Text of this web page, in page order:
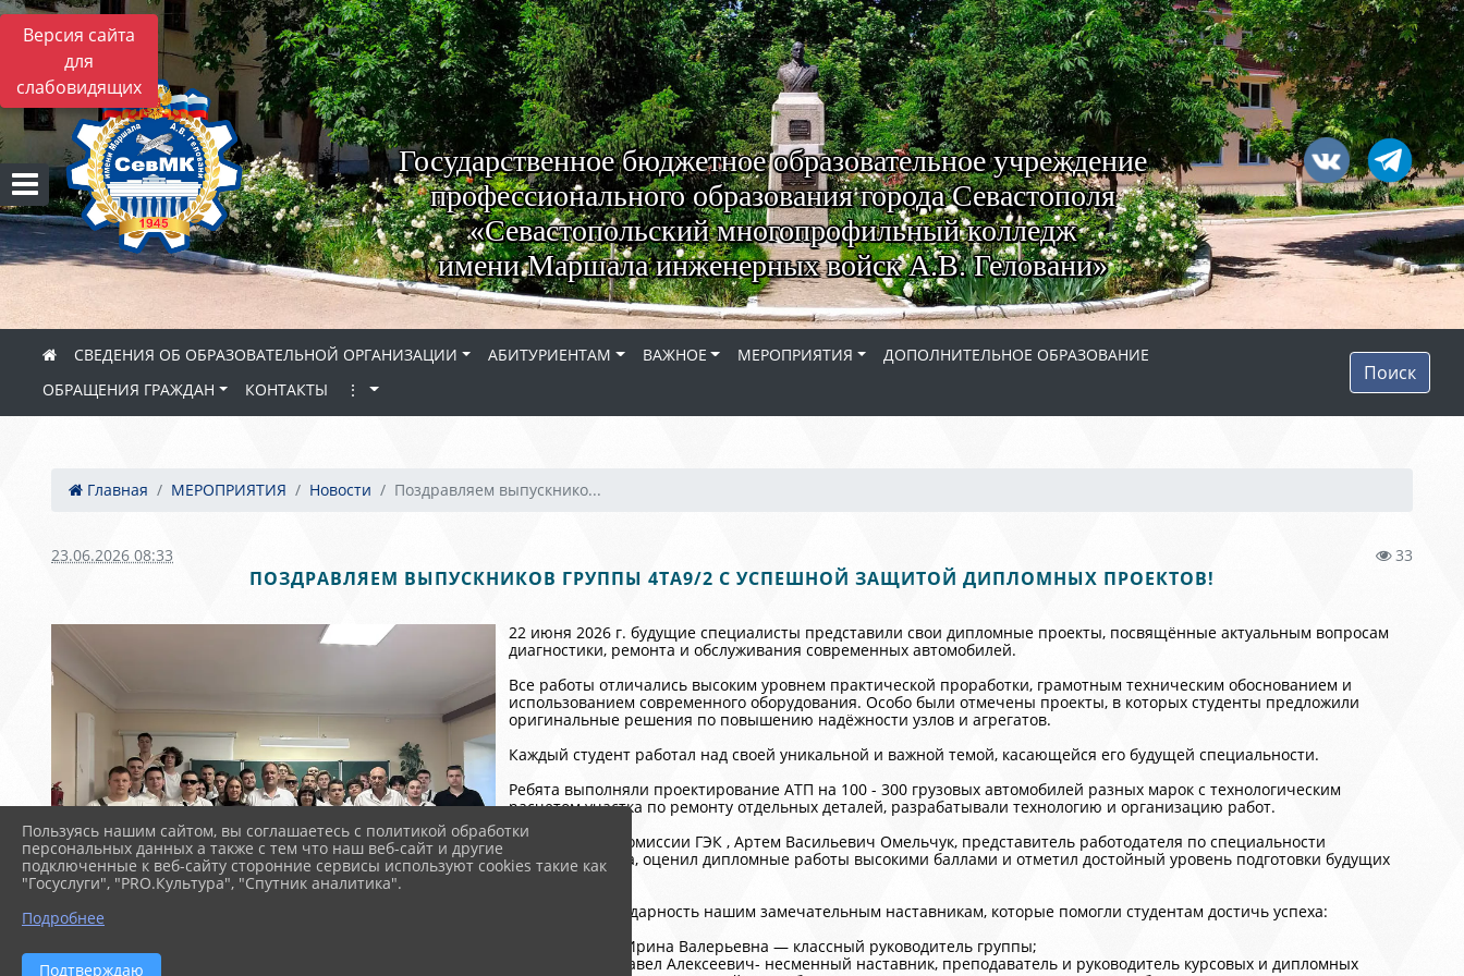
Версия сайта
для
слабовидящих
Государственное бюджетное образовательное учреждение
профессионального образования города Севастополя
«Севастопольский многопрофильный колледж
имени Маршала инженерных войск А.В. Геловани»
СВЕДЕНИЯ ОБ ОБРАЗОВАТЕЛЬНОЙ ОРГАНИЗАЦИИ АБИТУРИЕНТАМ ВАЖНОЕ МЕРОПРИЯТИЯ
ДОПОЛНИТЕЛЬНОЕ ОБРАЗОВАНИЕ
ОБРАЩЕНИЯ ГРАЖДАН
КОНТАКТЫ ⋮
Поиск
Главная МЕРОПРИЯТИЯ Новости Поздравляем выпускнико...
23.06.2026 08:33 33
ПОЗДРАВЛЯЕМ ВЫПУСКНИКОВ ГРУППЫ 4ТА9/2 С УСПЕШНОЙ ЗАЩИТОЙ ДИПЛОМНЫХ ПРОЕКТОВ!
22 июня 2026 г. будущие специалисты представили свои дипломные проекты, посвящённые актуальным вопросам
диагностики, ремонта и обслуживания современных автомобилей.
Все работы отличались высоким уровнем практической проработки, грамотным техническим обоснованием и
использованием современного оборудования. Особо были отмечены проекты, в которых студенты предложили
оригинальные решения по повышению надёжности узлов и агрегатов.
Каждый студент работал над своей уникальной и важной темой, касающейся его будущей специальности.
Ребята выполняли проектирование АТП на 100 - 300 грузовых автомобилей разных марок с технологическим
расчетом участка по ремонту отдельных деталей, разрабатывали технологию и организацию работ.
Председатель комиссии ГЭК , Артем Васильевич Омельчук, представитель работодателя по специальности
трудоустройства, оценил дипломные работы высокими баллами и отметил достойный уровень подготовки будущих
специалистов.
Огромная благодарность нашим замечательным наставникам, которые помогли студентам достичь успеха:
Давидюк Ирина Валерьевна — классный руководитель группы;
Бокатов Павел Алексеевич- несменный наставник, преподаватель и руководитель курсовых и дипломных
Пользуясь нашим сайтом, вы соглашаетесь с политикой обработки
персональных данных а также с тем что наш веб-сайт и другие
подключенные к веб-сайту сторонние сервисы используют cookies такие как
"Госуслуги", "PRO.Культура", "Спутник аналитика".
Подробнее
Подтверждаю